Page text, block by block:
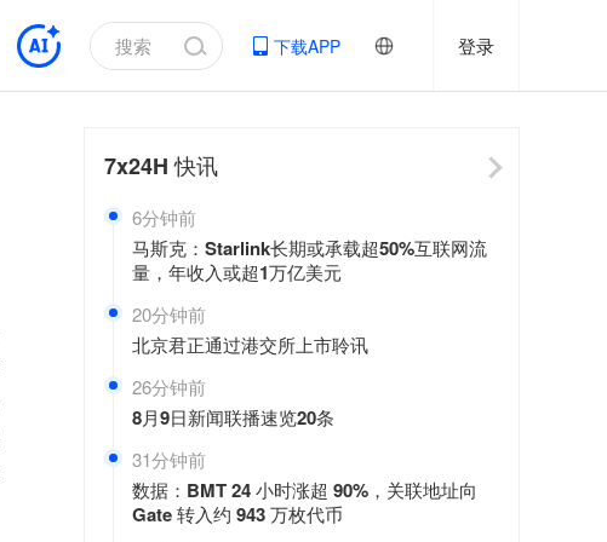
下载APP 登录
7x24H快讯
6分钟前
马斯克：Starlink长期或承载超50%互联网流
量，年收入或超1万亿美元
20分钟前
北京君正通过港交所上市聆讯
26分钟前
8月9日新闻联播速览20条
31分钟前
数据：BMT 24 小时涨超 90%，关联地址向
Gate 转入约 943 万枚代币